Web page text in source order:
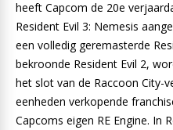
heeft Capcom de 20e
Resident Evil 3: Nemesis
een volledig geremasterde
bekroonde Resident Evil 2,
het slot van de Raccoon City-
eenheden verkopende
Capcoms eigen RE Engine. In